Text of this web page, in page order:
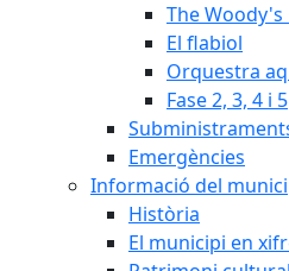
The Woody's
El flabiol
Orquestra
Fase 2, 3, 4 i 5
Emergències
Informació del
Història
El municipi en